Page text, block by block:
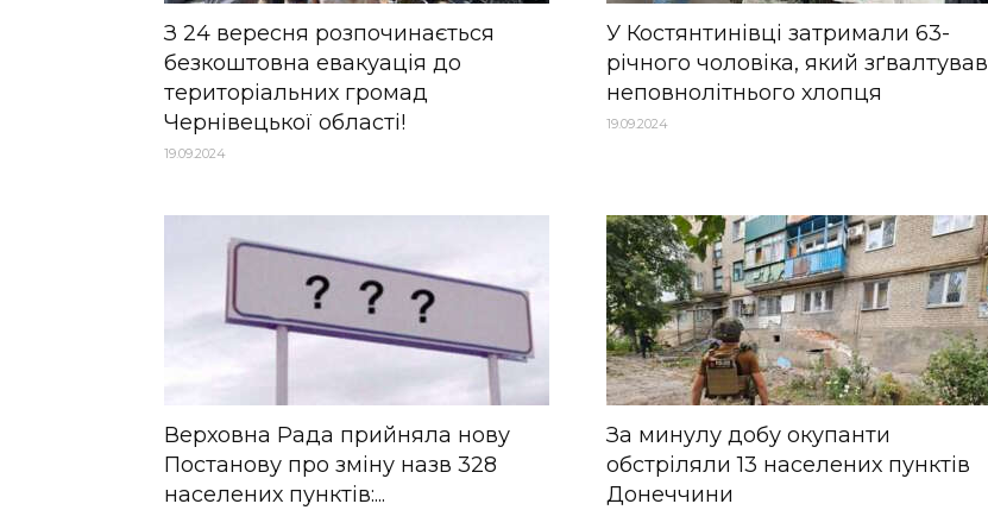
З 24 вересня розпочинається
безкоштовна евакуація до
територіальних громад
Чернівецької області!
19.09.2024
У Костянтинівці затримали 63-
річного чоловіка, який зґвалтував
неповнолітнього хлопця
19.09.2024
Верховна Рада прийняла нову
Постанову про зміну назв 328
населених пунктів:...
За минулу добу окупанти
обстріляли 13 населених пунктів
Донеччини